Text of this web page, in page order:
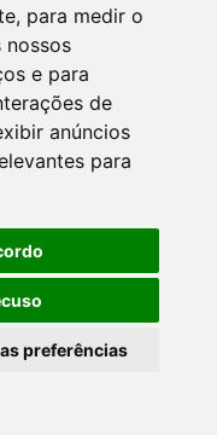
, para medir o
nossos
e para
de
anúncios
para
preferências